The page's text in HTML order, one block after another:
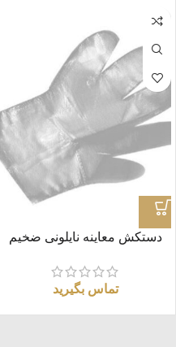
دستکش معاینه نایلونی ضخیم
تماس بگیرید